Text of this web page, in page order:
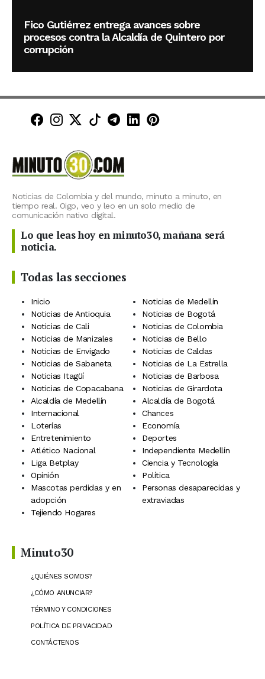
Fico Gutiérrez entrega avances sobre
procesos contra la Alcaldía de Quintero por
corrupción
Minuto30 en Facebook
Minuto30 en Instagram
Minuto30 en X (Twitter)
Minuto30 en TikTok
Canal de Minuto30 en
Minuto30 en LinkedIn
Minuto30 en
Noticias de Colombia y del mundo, minuto a minuto, en
tiempo real. Oigo, veo y leo en un solo medio de
comunicación nativo digital.
Lo que leas hoy en minuto30, mañana será
noticia.
Todas las secciones
Inicio
Noticias de Medellín
Noticias de Antioquia
Noticias de Bogotá
Noticias de Cali
Noticias de Colombia
Noticias de Manizales
Noticias de Bello
Noticias de Envigado
Noticias de Caldas
Noticias de Sabaneta
Noticias de La Estrella
Noticias Itagüí
Noticias de Barbosa
Noticias de Copacabana
Noticias de Girardota
Alcaldía de Medellín
Alcaldía de Bogotá
Internacional
Chances
Loterías
Economía
Entretenimiento
Deportes
Atlético Nacional
Independiente Medellín
Liga Betplay
Ciencia y Tecnología
Opinión
Política
Mascotas perdidas y en
adopción
Personas desaparecidas y
extraviadas
Tejiendo Hogares
Minuto30
¿QUIÉNES SOMOS?
¿CÓMO ANUNCIAR?
TÉRMINO Y CONDICIONES
POLÍTICA DE PRIVACIDAD
CONTÁCTENOS